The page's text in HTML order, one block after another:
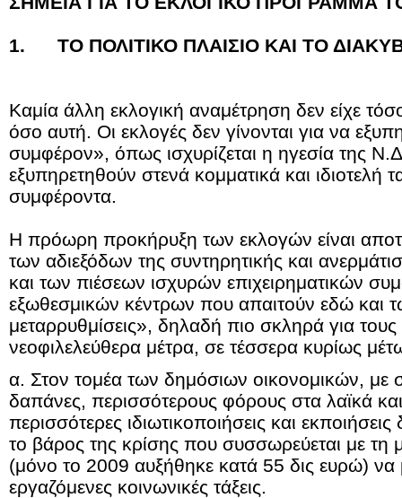
1. ΤΟ ΠΟΛΙΤΙΚΟ ΠΛΑΙΣΙΟ ΚΑΙ ΤΟ
Καμία άλλη εκλογική αναμέτρηση δεν είχε
όσο αυτή. Οι εκλογές δεν γίνονται για να
συμφέρον», όπως ισχυρίζεται η ηγεσία της
εξυπηρετηθούν στενά κομματικά και ιδιοτελή
συμφέροντα.
Η πρόωρη προκήρυξη των εκλογών είναι
των αδιεξόδων της συντηρητικής και
και των πιέσεων ισχυρών επιχειρηματικών
εξωθεσμικών κέντρων που απαιτούν εδώ και
μεταρρυθμίσεις», δηλαδή πιο σκληρά για
νεοφιλελεύθερα μέτρα, σε τέσσερα κυρίως
α. Στον τομέα των δημόσιων οικονομικών, με
δαπάνες, περισσότερους φόρους στα λαϊκά
περισσότερες ιδιωτικοποιήσεις και
το βάρος της κρίσης που συσσωρεύεται με τη
(μόνο το 2009 αυξήθηκε κατά 55 δις ευρώ) να
εργαζόμενες κοινωνικές τάξεις.